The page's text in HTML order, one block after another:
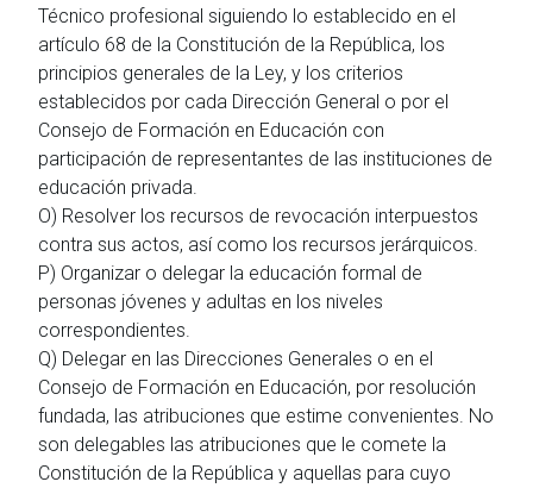
Técnico profesional siguiendo lo establecido en el
artículo 68 de la Constitución de la República, los
principios generales de la Ley, y los criterios
establecidos por cada Dirección General o por el
Consejo de Formación en Educación con
participación de representantes de las instituciones de
educación privada.
O) Resolver los recursos de revocación interpuestos
contra sus actos, así como los recursos jerárquicos.
P) Organizar o delegar la educación formal de
personas jóvenes y adultas en los niveles
correspondientes.
Q) Delegar en las Direcciones Generales o en el
Consejo de Formación en Educación, por resolución
fundada, las atribuciones que estime convenientes. No
son delegables las atribuciones que le comete la
Constitución de la República y aquellas para cuyo